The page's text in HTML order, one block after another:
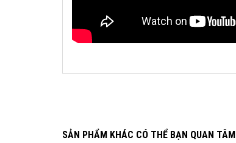
SẢN PHẨM KHÁC CÓ THỂ BẠN QUAN TÂM